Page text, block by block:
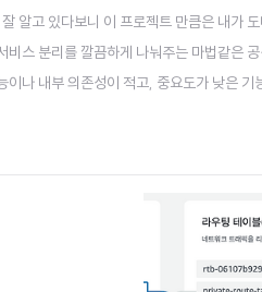
알고 있다보니 이 프로젝트 만큼은 내가
스 분리를 깔끔하게 나눠주는 마법같은
나 내부 의존성이 적고, 중요도가 낮은